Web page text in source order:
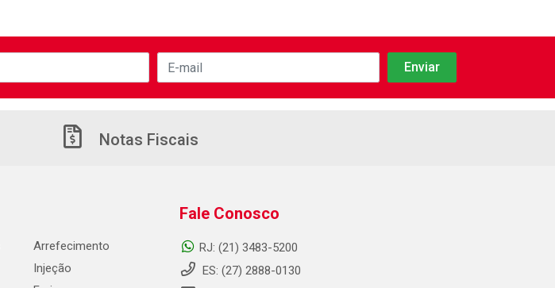
Notas Fiscais
Arrefecimento
Injeção
Fale Conosco
RJ: (21) 3483-5200
ES: (27) 2888-0130